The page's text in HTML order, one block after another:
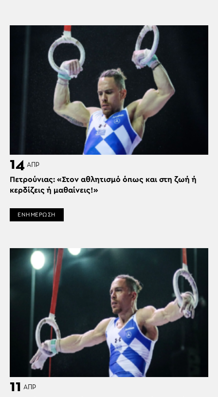
14 ΑΠΡ
Πετρούνιας: «Στον αθλητισμό όπως και στη ζωή ή
κερδίζεις ή μαθαίνεις!»
ΕΝΗΜΕΡΩΣΗ
11 ΑΠΡ